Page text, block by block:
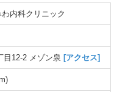
内科クリニック
目12-2 メゾン泉 [アクセス]
)